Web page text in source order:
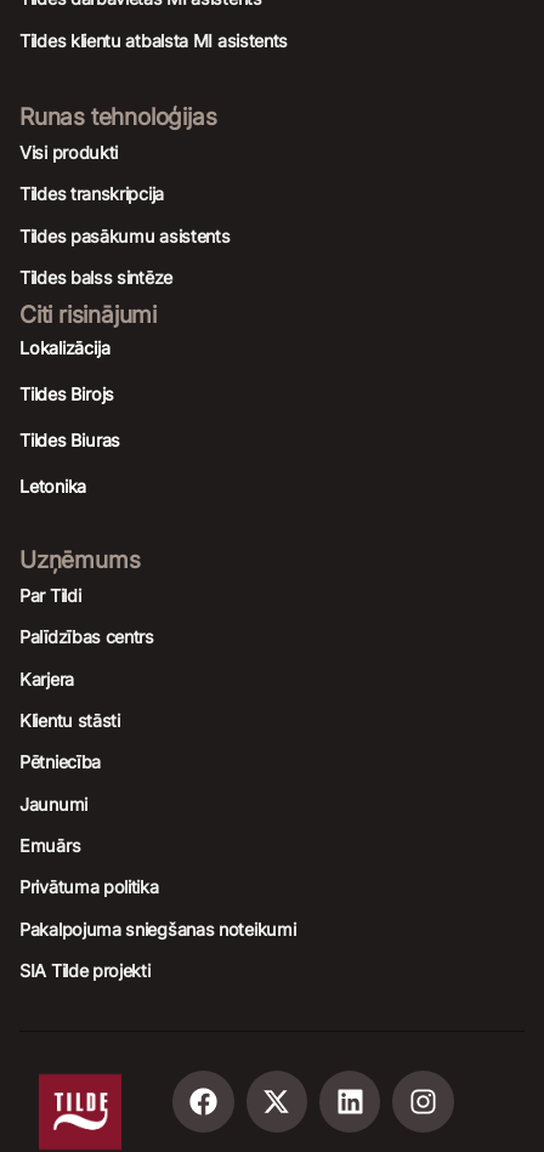
Tildes klientu atbalsta MI asistents
Runas tehnoloģijas
Visi produkti
Tildes transkripcija
Tildes pasākumu asistents
Tildes balss sintēze
Citi risinājumi
Lokalizācija
Tildes Birojs
Tildes Biuras
Letonika
Uzņēmums
Par Tildi
Palīdzības centrs
Karjera
Klientu stāsti
Pētniecība
Jaunumi
Emuārs
Privātuma politika
Pakalpojuma sniegšanas noteikumi
SIA Tilde projekti